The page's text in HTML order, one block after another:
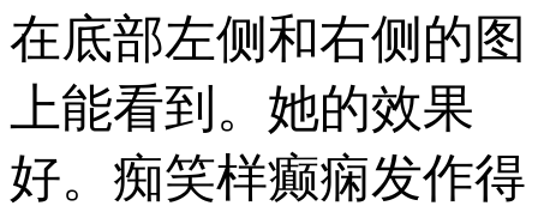
在底部左侧和右侧的图
上能看到。她的效果
好。痴笑样癫痫发作得